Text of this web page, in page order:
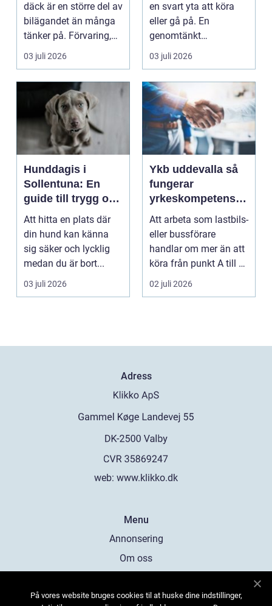
däck är en större del av
bilägandet än många
tänker på. Förvaring,
skick, lufttr...
03 juli 2026
en svart yta att köra
eller gå på. En
genomtänkt
asfaltering kan lyfta
helhets...
03 juli 2026
Hunddagis i
Sollentuna: En
guide till trygg och
stimulerande
dagvård för din
hund
Att hitta en plats där
din hund kan känna
sig säker och lycklig
medan du är bort...
03 juli 2026
Ykb uddevalla så
fungerar
yrkeskompetensbe
vis för lastbil och
buss
Att arbeta som lastbils-
eller bussförare
handlar om mer än att
köra från punkt A till B.
Bakom varj...
02 juli 2026
Adress
web: www.klikko.dk
Menu
Annonsering
Om oss
Kontakta oss
På vores website bruges cookies til at huske dine indstillinger,